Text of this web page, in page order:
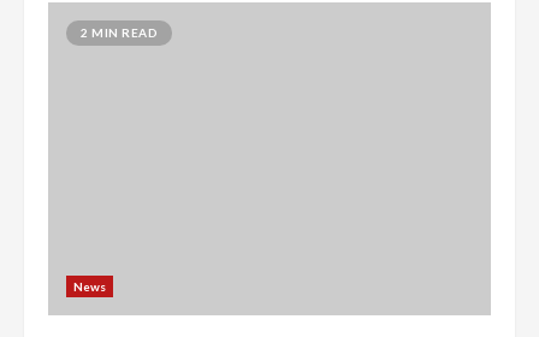
2 MIN READ
News